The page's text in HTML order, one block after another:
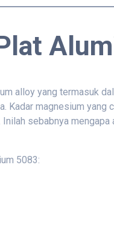
alloy yang termasuk
Kadar magnesium
sebabnya
5083: